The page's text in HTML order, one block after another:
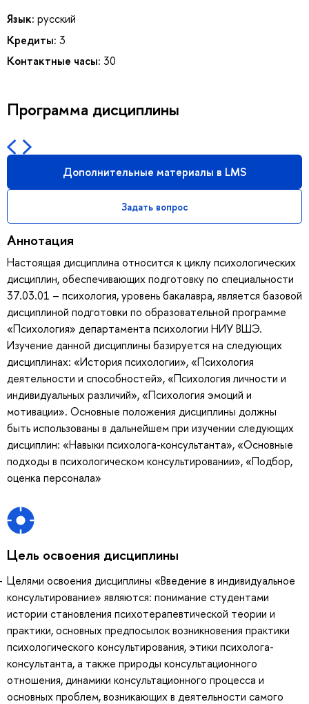
Язык: русский
Кредиты: 3
Контактные часы: 30
Программа дисциплины
Дополнительные материалы в LMS
Задать вопрос
Аннотация
Настоящая дисциплина относится к циклу психологических
дисциплин, обеспечивающих подготовку по специальности
37.03.01 – психология, уровень бакалавра, является базовой
дисциплиной подготовки по образовательной программе
«Психология» департамента психологии НИУ ВШЭ.
Изучение данной дисциплины базируется на следующих
дисциплинах: «История психологии», «Психология
деятельности и способностей», «Психология личности и
индивидуальных различий», «Психология эмоций и
мотивации». Основные положения дисциплины должны
быть использованы в дальнейшем при изучении следующих
дисциплин: «Навыки психолога-консультанта», «Основные
подходы в психологическом консультировании», «Подбор,
оценка персонала»
Цель освоения дисциплины
Целями освоения дисциплины «Введение в индивидуальное
консультирование» являются: понимание студентами
истории становления психотерапевтической теории и
практики, основных предпосылок возникновения практики
психологического консультирования, этики психолога-
консультанта, а также природы консультационного
отношения, динамики консультационного процесса и
основных проблем, возникающих в деятельности самого